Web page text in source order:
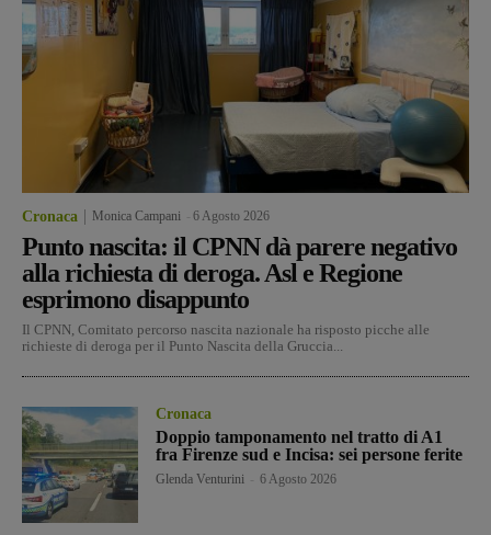
Cronaca Monica Campani 6 Agosto 2026
Punto nascita: il CPNN dà parere negativo
alla richiesta di deroga. Asl e Regione
esprimono disappunto
Il CPNN, Comitato percorso nascita nazionale ha risposto picche alle
richieste di deroga per il Punto Nascita della Gruccia...
Cronaca
Doppio tamponamento nel tratto di A1
fra Firenze sud e Incisa: sei persone ferite
Glenda Venturini 6 Agosto 2026